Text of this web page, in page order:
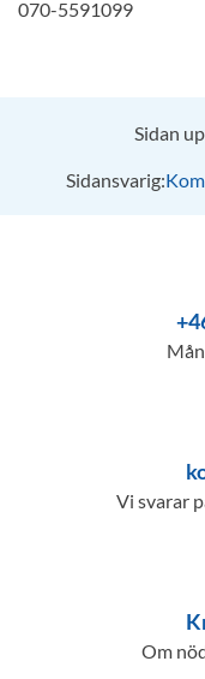
070-5591099
Sidan
Sidansvarig:
Vi svarar
Om